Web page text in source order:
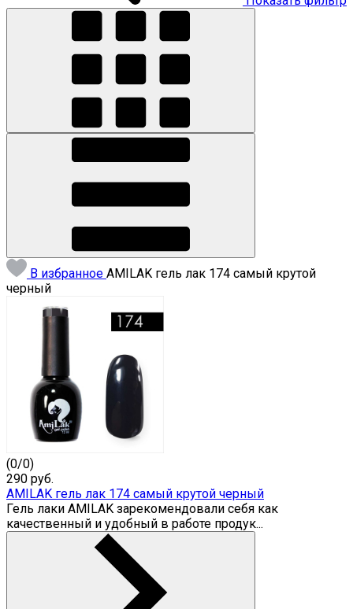
В избранное AMILAK гель лак 174 самый крутой
черный
(0/0)
290 руб.
AMILAK гель лак 174 самый крутой черный
Гель лаки AMILAK зарекомендовали себя как
качественный и удобный в работе продук...